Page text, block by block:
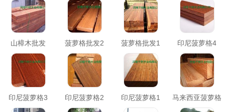
山樟木批发 菠萝格批发2 菠萝格批发1 印尼菠萝格4
印尼菠萝格3 印尼菠萝格2 印尼菠萝格1 马来西亚菠萝格